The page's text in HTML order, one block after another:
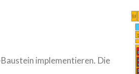
implementieren. Die